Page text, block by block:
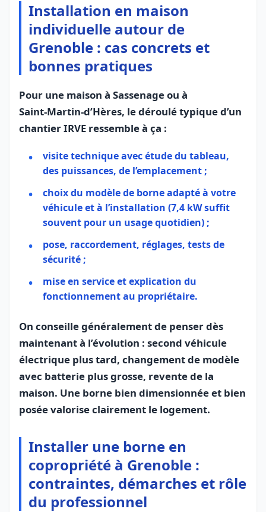
Installation en maison
individuelle autour de
Grenoble : cas concrets et
bonnes pratiques
Pour une maison à Sassenage ou à
Saint‑Martin‑d’Hères, le déroulé typique d’un
chantier IRVE ressemble à ça :
visite technique avec étude du tableau,
des puissances, de l’emplacement ;
choix du modèle de borne adapté à votre
véhicule et à l’installation (7,4 kW suffit
souvent pour un usage quotidien) ;
pose, raccordement, réglages, tests de
sécurité ;
mise en service et explication du
fonctionnement au propriétaire.
On conseille généralement de penser dès
maintenant à l’évolution : second véhicule
électrique plus tard, changement de modèle
avec batterie plus grosse, revente de la
maison. Une borne bien dimensionnée et bien
posée valorise clairement le logement.
Installer une borne en
copropriété à Grenoble :
contraintes, démarches et rôle
du professionnel